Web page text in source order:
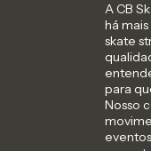
A CB
há
skate
para
Nosso